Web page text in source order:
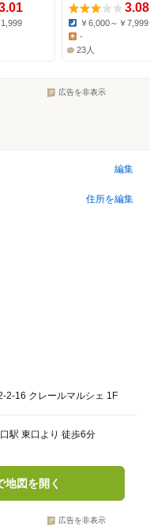
3.08
Dinner:
￥6,000～￥7,999
Lunch:
-
23人
広告を非表示
編集
住所を編集
2-16 クレールマルシェ 1F
駅 東口より 徒歩6分
地図を開く
広告を非表示